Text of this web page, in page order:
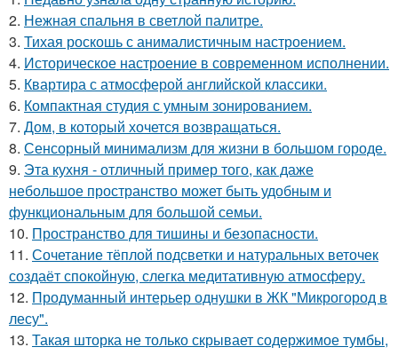
2. Нежная спальня в светлой палитре.
3. Тихая роскошь с анималистичным настроением.
4. Историческое настроение в современном исполнении.
5. Квартира с атмосферой английской классики.
6. Компактная студия с умным зонированием.
7. Дом, в который хочется возвращаться.
8. Сенсорный минимализм для жизни в большом городе.
9. Эта кухня - отличный пример того, как даже
небольшое пространство может быть удобным и
функциональным для большой семьи.
10. Пространство для тишины и безопасности.
11. Сочетание тёплой подсветки и натуральных веточек
создаёт спокойную, слегка медитативную атмосферу.
12. Продуманный интерьер однушки в ЖК "Микрогород в
лесу".
13. Такая шторка не только скрывает содержимое тумбы,